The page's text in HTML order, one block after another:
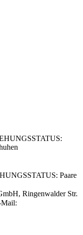
Paare
Ringenwalder Str.
Mail: